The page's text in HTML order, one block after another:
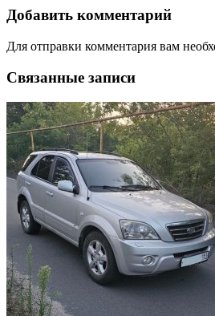
Добавить комментарий
Для отправки комментария вам
Связанные записи